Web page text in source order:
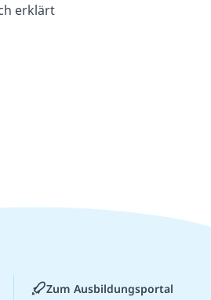
erklärt
Zum Ausbildungsportal